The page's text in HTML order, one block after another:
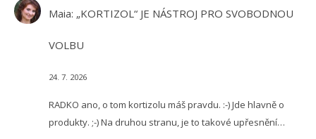
Maia: „KORTIZOL“ JE NÁSTROJ PRO SVOBODNOU
VOLBU
24. 7. 2026
RADKO ano, o tom kortizolu máš pravdu. :-) Jde hlavně o
produkty. ;-) Na druhou stranu, je to takové upřesnění…